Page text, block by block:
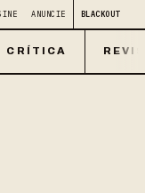
ANUNCIE BLACKOUT
CRÍTICA